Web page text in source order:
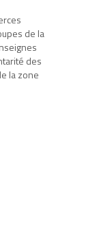
de la
des
la zone